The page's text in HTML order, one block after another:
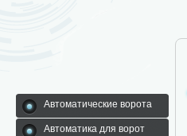
Автоматические ворота
Автоматика для ворот